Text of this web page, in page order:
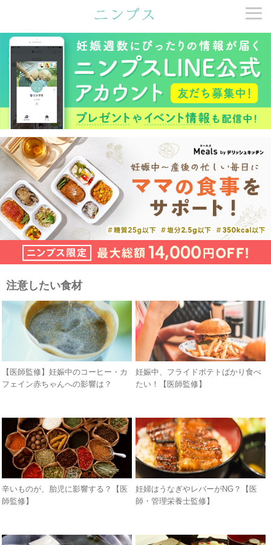
注意したい食材
【医師監修】妊娠中のコーヒー・カ
フェイン赤ちゃんへの影響は？
妊娠中、フライドポテトばかり食べ
たい！【医師監修】
辛いものが、胎児に影響する？【医
師監修】
妊婦はうなぎやレバーがNG？【医
師・管理栄養士監修】